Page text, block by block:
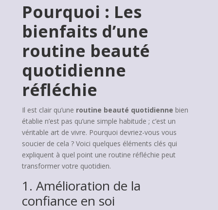
Pourquoi : Les
bienfaits d’une
routine beauté
quotidienne
réfléchie
Il est clair qu’une routine beauté quotidienne bien
établie n’est pas qu’une simple habitude ; c’est un
véritable art de vivre. Pourquoi devriez-vous vous
soucier de cela ? Voici quelques éléments clés qui
expliquent à quel point une routine réfléchie peut
transformer votre quotidien.
1. Amélioration de la
confiance en soi